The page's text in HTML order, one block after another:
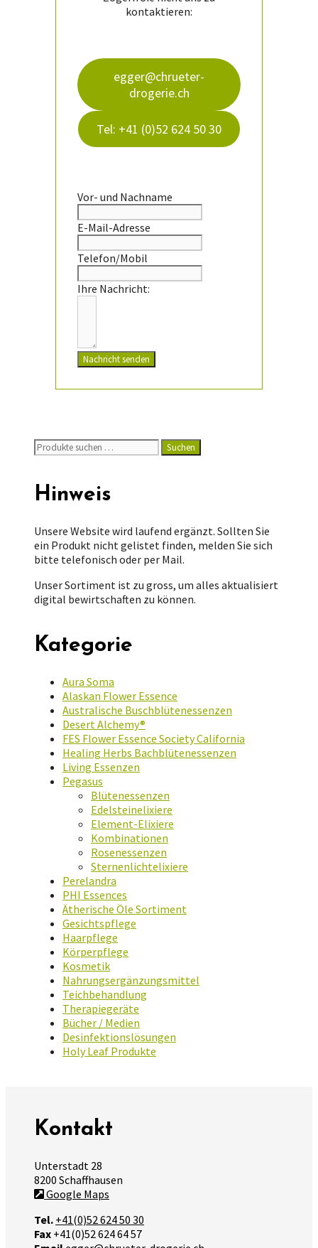
kontaktieren:
egger@chrueter-
drogerie.ch
Tel: +41 (0)52 624 50 30
Vor- und Nachname
E-Mail-Adresse
Telefon/Mobil
Ihre Nachricht:
Nachricht senden
Suchen
nach:
Suchen
Hinweis
Unsere Website wird laufend ergänzt. Sollten Sie
ein Produkt nicht gelistet finden, melden Sie sich
bitte telefonisch oder per Mail.
Unser Sortiment ist zu gross, um alles aktualisiert
digital bewirtschaften zu können.
Kategorie
Aura Soma
Alaskan Flower Essence
Australische Buschblütenessenzen
Desert Alchemy®
FES Flower Essence Society California
Healing Herbs Bachblütenessenzen
Living Essenzen
Pegasus
Blütenessenzen
Edelsteinelixiere
Element-Elixiere
Kombinationen
Rosenessenzen
Sternenlichtelixiere
Perelandra
PHI Essences
Ätherische Öle Sortiment
Gesichtspflege
Haarpflege
Körperpflege
Kosmetik
Nahrungsergänzungsmittel
Teichbehandlung
Therapiegeräte
Bücher / Medien
Desinfektionslösungen
Holy Leaf Produkte
Kontakt
Unterstadt 28
8200 Schaffhausen
Google Maps
Tel. +41(0)52 624 50 30
Fax +41(0)52 624 64 57